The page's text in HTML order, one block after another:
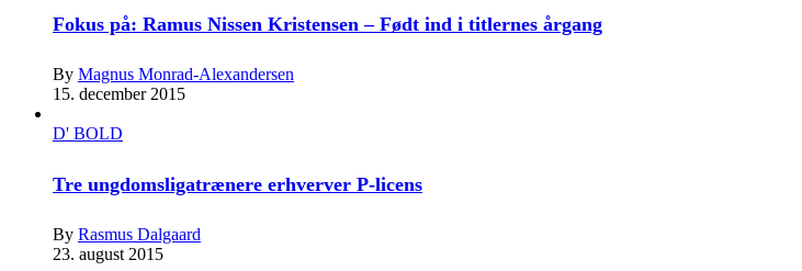
Fokus på: Ramus Nissen Kristensen – Født ind i titlernes årgang
By Magnus Monrad-Alexandersen
15. december 2015
D' BOLD
Tre ungdomsligatrænere erhverver P-licens
By Rasmus Dalgaard
23. august 2015